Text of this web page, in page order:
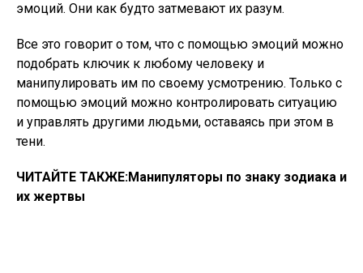
эмоций. Они как будто затмевают их разум.
Все это говорит о том, что с помощью эмоций можно
подобрать ключик к любому человеку и
манипулировать им по своему усмотрению. Только с
помощью эмоций можно контролировать ситуацию
и управлять другими людьми, оставаясь при этом в
тени.
ЧИТАЙТЕ ТАКЖЕ:Манипуляторы по знаку зодиака и
их жертвы